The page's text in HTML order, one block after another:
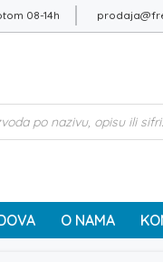
08-14h
O NAMA